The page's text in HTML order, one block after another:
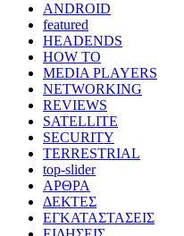
ANDROID
featured
HEADENDS
HOW TO
MEDIA PLAYERS
NETWORKING
REVIEWS
SATELLITE
SECURITY
TERRESTRIAL
top-slider
ΑΡΘΡΑ
ΔΕΚΤΕΣ
ΕΓΚΑΤΑΣΤΑΣΕΙΣ